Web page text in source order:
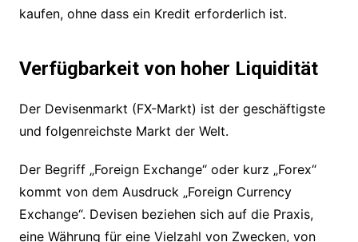
kaufen, ohne dass ein Kredit erforderlich ist.
Verfügbarkeit von hoher Liquidität
Der Devisenmarkt (FX-Markt) ist der geschäftigste
und folgenreichste Markt der Welt.
Der Begriff „Foreign Exchange“ oder kurz „Forex“
kommt von dem Ausdruck „Foreign Currency
Exchange“. Devisen beziehen sich auf die Praxis,
eine Währung für eine Vielzahl von Zwecken, von